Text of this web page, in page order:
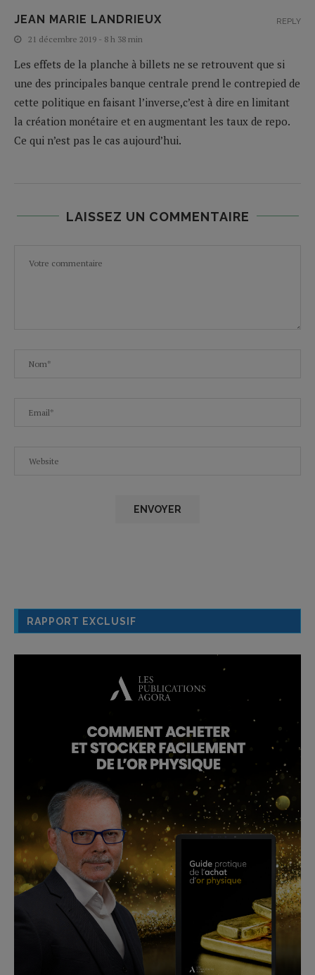
JEAN MARIE LANDRIEUX
21 décembre 2019 - 8 h 38 min
Les effets de la planche à billets ne se retrouvent que si
une des principales banque centrale prend le contrepied de
cette politique en faisant l’inverse,c’est à dire en limitant
la création monétaire et en augmentant les taux de repo.
Ce qui n’est pas le cas aujourd’hui.
REPLY
LAISSEZ UN COMMENTAIRE
RAPPORT EXCLUSIF